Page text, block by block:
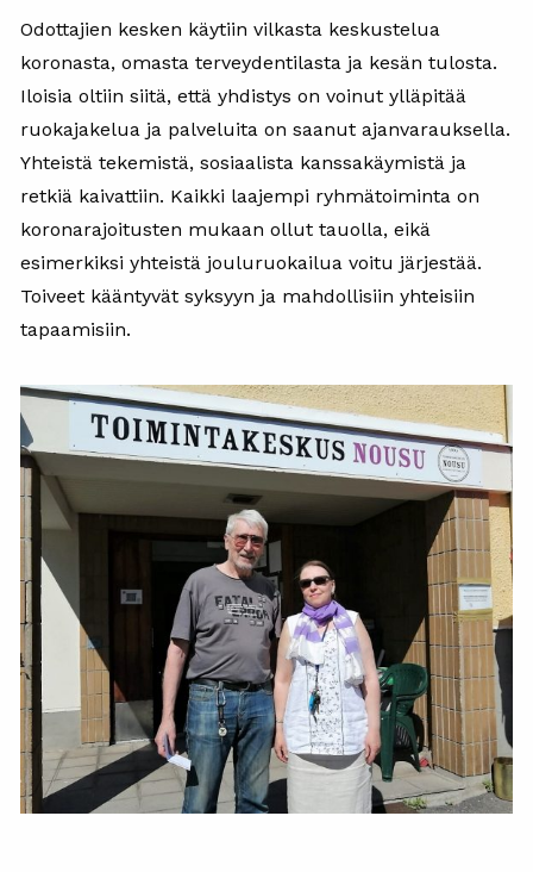
Odottajien kesken käytiin vilkasta keskustelua
koronasta, omasta terveydentilasta ja kesän tulosta.
Iloisia oltiin siitä, että yhdistys on voinut ylläpitää
ruokajakelua ja palveluita on saanut ajanvarauksella.
Yhteistä tekemistä, sosiaalista kanssakäymistä ja
retkiä kaivattiin. Kaikki laajempi ryhmätoiminta on
koronarajoitusten mukaan ollut tauolla, eikä
esimerkiksi yhteistä jouluruokailua voitu järjestää.
Toiveet kääntyvät syksyyn ja mahdollisiin yhteisiin
tapaamisiin.